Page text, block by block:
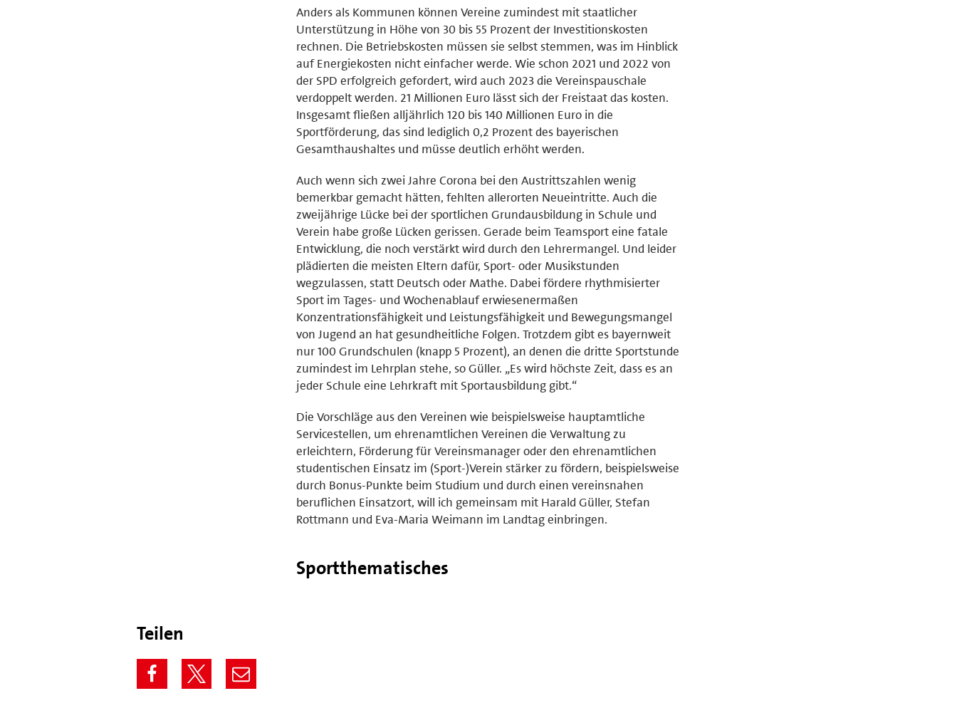
Anders als Kommunen können Vereine zumindest mit staatlicher
Unterstützung in Höhe von 30 bis 55 Prozent der Investitionskosten
rechnen. Die Betriebskosten müssen sie selbst stemmen, was im Hinblick
auf Energiekosten nicht einfacher werde. Wie schon 2021 und 2022 von
der SPD erfolgreich gefordert, wird auch 2023 die Vereinspauschale
verdoppelt werden. 21 Millionen Euro lässt sich der Freistaat das kosten.
Insgesamt fließen alljährlich 120 bis 140 Millionen Euro in die
Sportförderung, das sind lediglich 0,2 Prozent des bayerischen
Gesamthaushaltes und müsse deutlich erhöht werden.
Auch wenn sich zwei Jahre Corona bei den Austrittszahlen wenig
bemerkbar gemacht hätten, fehlten allerorten Neueintritte. Auch die
zweijährige Lücke bei der sportlichen Grundausbildung in Schule und
Verein habe große Lücken gerissen. Gerade beim Teamsport eine fatale
Entwicklung, die noch verstärkt wird durch den Lehrermangel. Und leider
plädierten die meisten Eltern dafür, Sport- oder Musikstunden
wegzulassen, statt Deutsch oder Mathe. Dabei fördere rhythmisierter
Sport im Tages- und Wochenablauf erwiesenermaßen
Konzentrationsfähigkeit und Leistungsfähigkeit und Bewegungsmangel
von Jugend an hat gesundheitliche Folgen. Trotzdem gibt es bayernweit
nur 100 Grundschulen (knapp 5 Prozent), an denen die dritte Sportstunde
zumindest im Lehrplan stehe, so Güller. „Es wird höchste Zeit, dass es an
jeder Schule eine Lehrkraft mit Sportausbildung gibt.“
Die Vorschläge aus den Vereinen wie beispielsweise hauptamtliche
Servicestellen, um ehrenamtlichen Vereinen die Verwaltung zu
erleichtern, Förderung für Vereinsmanager oder den ehrenamtlichen
studentischen Einsatz im (Sport-)Verein stärker zu fördern, beispielsweise
durch Bonus-Punkte beim Studium und durch einen vereinsnahen
beruflichen Einsatzort, will ich gemeinsam mit Harald Güller, Stefan
Rottmann und Eva-Maria Weimann im Landtag einbringen.
Sportthematisches
Teilen